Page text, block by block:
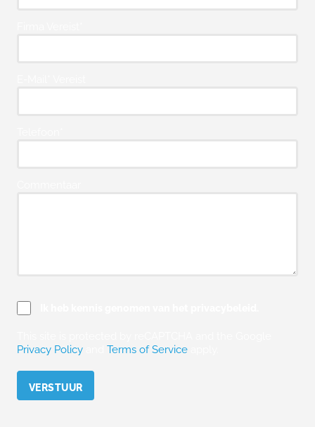
Privacy Policy
Terms of Service
Please leave this field empty.